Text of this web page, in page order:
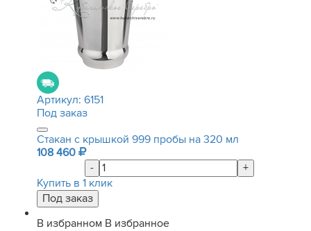
Артикул: 6151
Под заказ
Стакан с крышкой 999 пробы на 320 мл
108 460
-
+
Купить в 1 клик
В избранном В избранное